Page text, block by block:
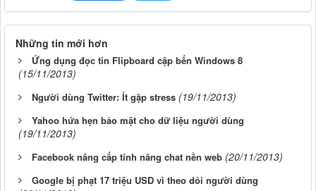
Những tin mới hơn
Ứng dụng đọc tin Flipboard cập bến Windows 8
(15/11/2013)
Người dùng Twitter: Ít gặp stress (19/11/2013)
Yahoo hứa hẹn bảo mật cho dữ liệu người dùng
(19/11/2013)
Facebook nâng cấp tính năng chat nền web (20/11/2013)
Google bị phạt 17 triệu USD vì theo dõi người dùng